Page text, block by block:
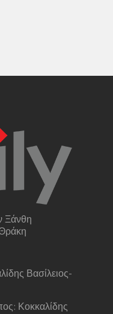
Ξάνθη
Βασίλειος-
Κοκκαλίδης